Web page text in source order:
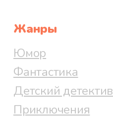
Жанры
Юмор
Фантастика
Детский детектив
Приключения